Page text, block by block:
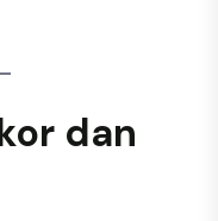
dan